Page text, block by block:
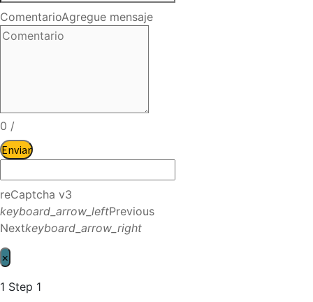
ComentarioAgregue mensaje
0 /
Enviar
reCaptcha v3
keyboard_arrow_leftPrevious
Nextkeyboard_arrow_right
×
1 Step 1